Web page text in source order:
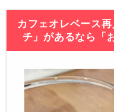
カフェオレベース
チ」があるなら「